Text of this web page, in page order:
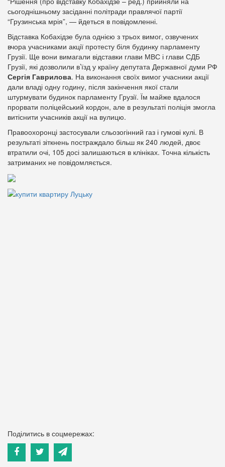
сьогоднішньому засіданні політради правлячої партії
“Грузинська мрія”, — йдеться в повідомленні.
Відставка Кобахідзе була однією з трьох вимог, озвучених
вчора учасниками акції протесту біля будинку парламенту
Грузії. Ще вони вимагали відставки глави МВС і глави СДБ
Грузії, які дозволили в’їзд у країну депутата Державної думи РФ
Сергія Гаврилова. На виконання своїх вимог учасники акції
дали владі одну годину, після закінчення якої стали
штурмувати будинок парламенту Грузії. Їм майже вдалося
прорвати поліцейський кордон, але в результаті поліція змогла
витіснити учасників акції на вулицю.
Правоохоронці застосували сльозогінний газ і гумові кулі. В
результаті зіткнень постраждало більш як 240 людей, двоє
втратили очі, 105 досі залишаються в клініках. Точна кількість
затриманих не повідомляється.
Поділитись в соцмережах: